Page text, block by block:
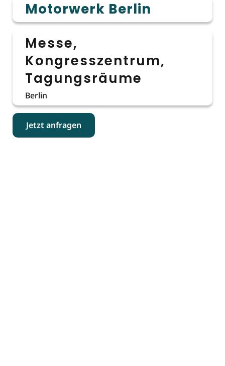
Motorwerk Berlin
Messe,
Kongresszentrum,
Tagungsräume
Berlin
Jetzt anfragen